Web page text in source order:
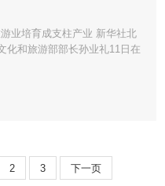
业培育成支柱产业 新华社北
化和旅游部部长孙业礼11日在
2 3 下一页